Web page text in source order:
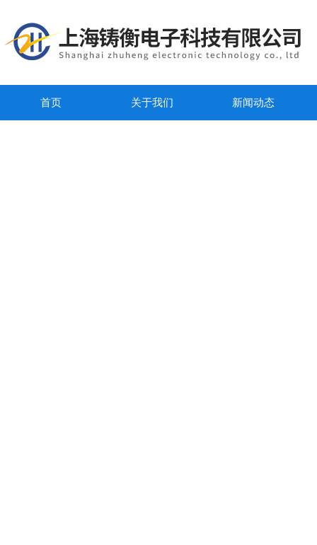
首页 关于我们 新闻动态